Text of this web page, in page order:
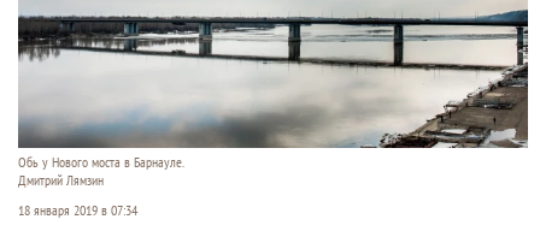
Обь у Нового моста в Барнауле.
Дмитрий Лямзин
18 января 2019 в 07:34